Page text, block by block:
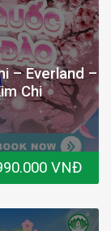
– Everland –
Chi
VNĐ